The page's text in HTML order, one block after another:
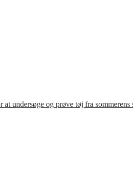
undersøge og prøve tøj fra sommerens